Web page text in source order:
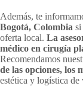
Además, te
Bogotá, Colombia si
oferta local. La
médico en cirugía
Recomendamos
de las opciones, los
estética y logística de